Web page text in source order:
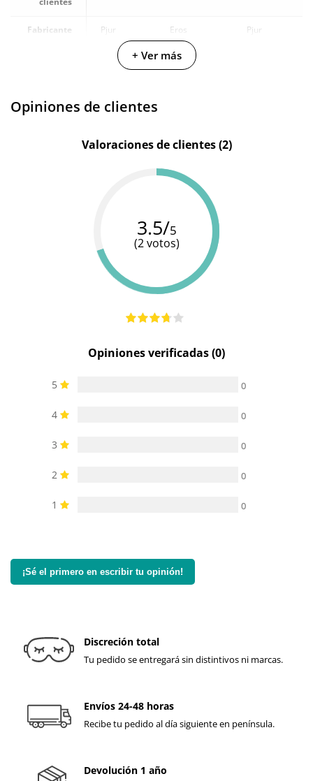
Fabricante Pjur Eros Pjur
Silicona
Silicona y
Agua
Cantidad 50 ml
+ Ver más
Opiniones de clientes
Valoraciones de clientes (2)
3.5/5
(2 votos)
Opiniones verificadas (0)
5 0
4 0
3 0
2 0
1 0
¡Sé el primero en escribir tu opinión!
Discreción total
Tu pedido se entregará sin distintivos ni marcas.
Envíos 24-48 horas
Recibe tu pedido al día siguiente en península.
Devolución 1 año